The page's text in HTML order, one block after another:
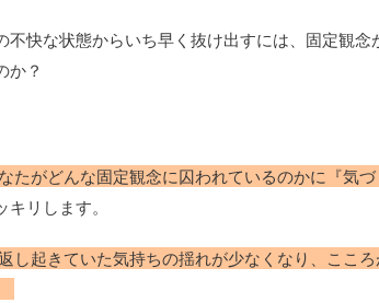
不快な状態からいち早く抜け出すには、固定観
か？
たがどんな固定観念に囚われているのかに『気づ
リします。
し起きていた気持ちの揺れが少なくなり、ここ